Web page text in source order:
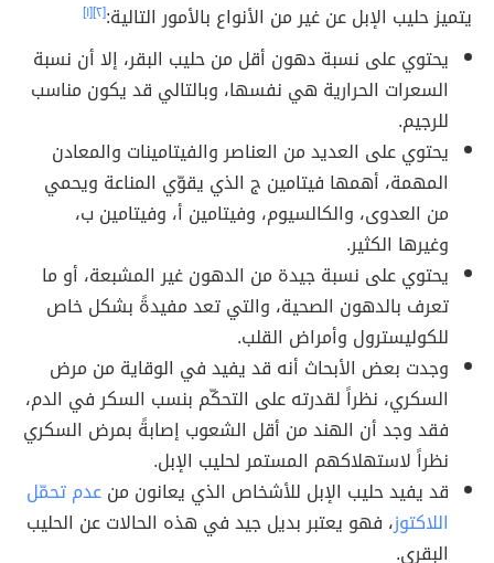
يتميز حليب الإبل عن غير من الأنواع بالأمور التالية:[٢] [١]
يحتوي على نسبة دهون أقل من حليب البقر، إلا أن نسبة
السعرات الحرارية هي نفسها، وبالتالي قد يكون مناسب
للرجيم.
يحتوي على العديد من العناصر والفيتامينات والمعادن
المهمة، أهمها فيتامين ج الذي يقوّي المناعة ويحمي
من العدوى، والكالسيوم، وفيتامين أ، وفيتامين ب،
وغيرها الكثير.
يحتوي على نسبة جيدة من الدهون غير المشبعة، أو ما
تعرف بالدهون الصحية، والتي تعد مفيدةً بشكل خاص
للكوليسترول وأمراض القلب.
وجدت بعض الأبحاث أنه قد يفيد في الوقاية من مرض
السكري، نظراً لقدرته على التحكّم بنسب السكر في الدم،
فقد وجد أن الهند من أقل الشعوب إصابةً بمرض السكري
نظراً لاستهلاكهم المستمر لحليب الإبل.
قد يفيد حليب الإبل للأشخاص الذي يعانون منعدم تحمّل
اللاكتوز، فهو يعتبر بديل جيد في هذه الحالات عن الحليب
البقري.